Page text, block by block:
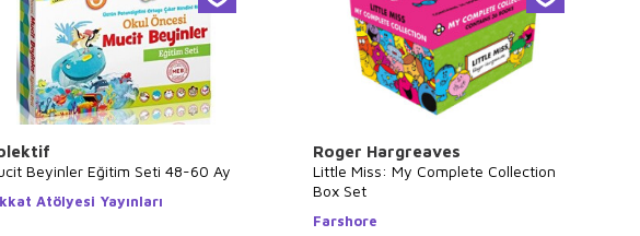
Beyinler Eğitim Seti 48-60 Ay
Atölyesi Yayınları
Roger Hargreaves
Little Miss: My Complete Collection
Box Set
Farshore